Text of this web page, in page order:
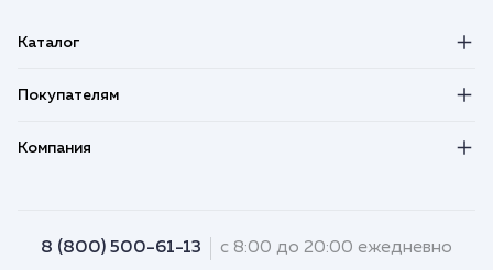
Каталог
Покупателям
Компания
8 (800) 500-61-13 с 8:00 до 20:00 ежедневно